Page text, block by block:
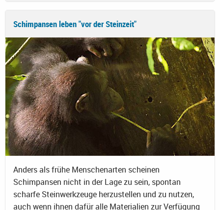
Schimpansen leben "vor der Steinzeit"
Anders als frühe Menschenarten scheinen
Schimpansen nicht in der Lage zu sein, spontan
scharfe Steinwerkzeuge herzustellen und zu nutzen,
auch wenn ihnen dafür alle Materialien zur Verfügung